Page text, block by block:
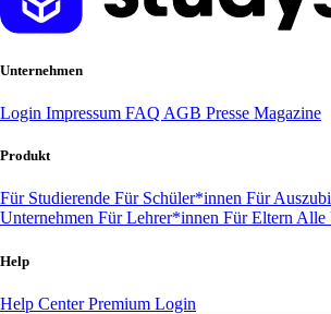
Unternehmen
Login Impressum FAQ AGB Presse Magazine
Produkt
Für Studierende Für Schüler*innen Für
Unternehmen Für Lehrer*innen Für ElternAlle
Help
Help CenterPremium Login